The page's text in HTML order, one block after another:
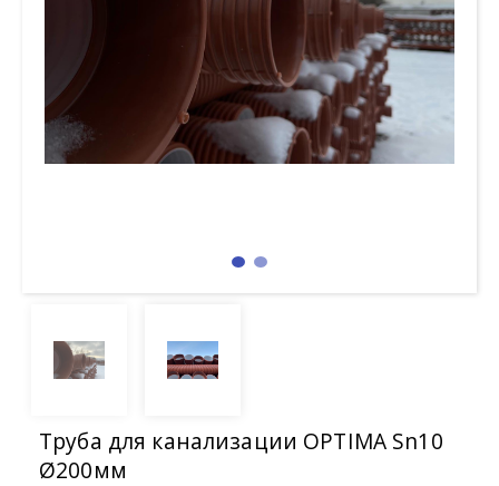
Труба для канализации OPTIMA Sn10
Ø200мм